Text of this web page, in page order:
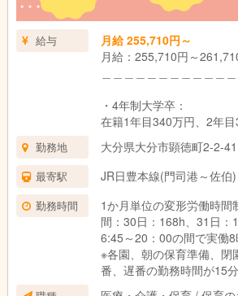
昇給：年1回 （法人内規
賞与：年2回（基本給3ヵ
ヵ月✨令和6年度は夏に業
円、年度末に年度末賞与
給与
月給 255,710円～
月給：255,710円～
・4年制大学卒：
在籍1年目340万円、2年
・3年制短大・専門卒：
在籍1年目336万円、2年目
万円
・2年制短大・専門卒：
在籍1年目332万円、2年
万円
勤務地 大分県大分市顕徳町2-2-41
最寄駅 JR日豊本線(門司港～佐伯
勤務時間
1か月単位の変形労働時間
間：30日：168h、31日：
6:45～20：00の間で実働
※各園、朝の保育準備、閉
番、遅番の勤務時間が15